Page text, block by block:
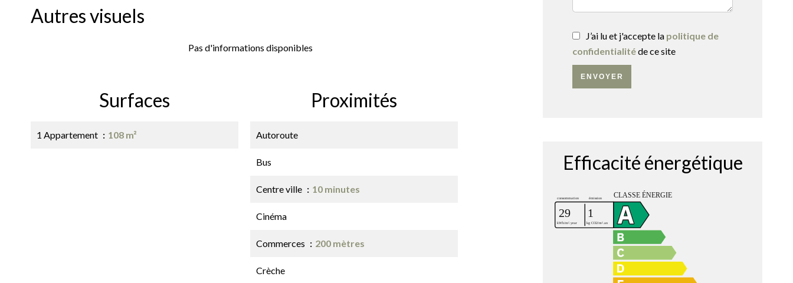
Autres visuels
Pas d'informations disponibles
Surfaces
1 Appartement 108 m²
Proximités
Autoroute
Bus
Centre ville 10 minutes
Cinéma
Commerces 200 mètres
Crèche
J’ai lu et j'accepte la politique de
confidentialitéde ce site
ENVOYER
Efficacité énergétique